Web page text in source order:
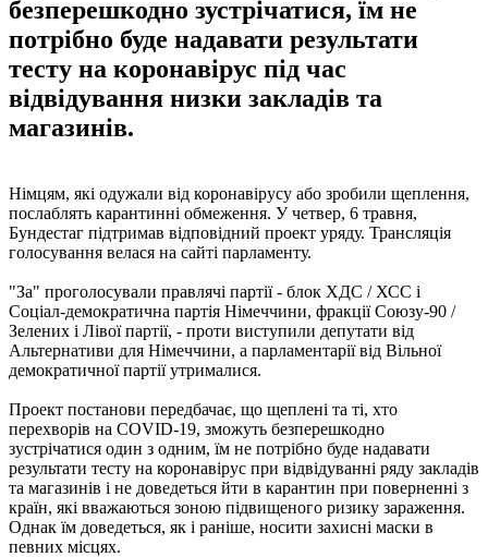
безперешкодно зустрічатися, їм не
потрібно буде надавати результати
тесту на коронавірус під час
відвідування низки закладів та
магазинів.
Німцям, які одужали від коронавірусу або зробили щеплення,
послаблять карантинні обмеження. У четвер, 6 травня,
Бундестаг підтримав відповідний проект уряду. Трансляція
голосування велася на сайті парламенту.
"За" проголосували правлячі партії - блок ХДС / ХСС і
Соціал-демократична партія Німеччини, фракції Союзу-90 /
Зелених і Лівої партії, - проти виступили депутати від
Альтернативи для Німеччини, а парламентарії від Вільної
демократичної партії утрималися.
Проект постанови передбачає, що щеплені та ті, хто
перехворів на COVID-19, зможуть безперешкодно
зустрічатися один з одним, їм не потрібно буде надавати
результати тесту на коронавірус при відвідуванні ряду закладів
та магазинів і не доведеться йти в карантин при поверненні з
країн, які вважаються зоною підвищеного ризику зараження.
Однак їм доведеться, як і раніше, носити захисні маски в
певних місцях.